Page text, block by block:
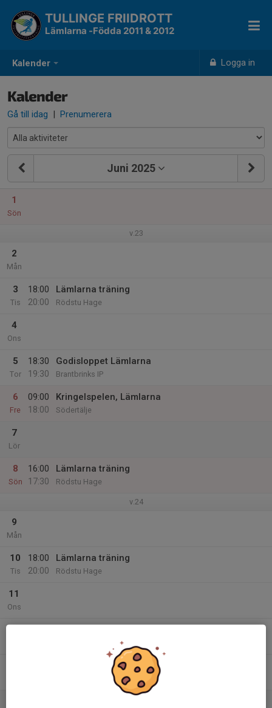
Kalender Logga in
TULLINGE FRIIDROTT
Lämlarna -Födda 2011 & 2012
Kalender
Gå till idag | Prenumerera
Juni 2025
1
Sön
v.23
2
Mån
3
Tis
18:00
20:00
Lämlarna träning
Rödstu Hage
4
Ons
5
Tor
18:30
19:30
Godisloppet Lämlarna
Brantbrinks IP
6
Fre
09:00
18:00
Kringelspelen, Lämlarna
Södertälje
7
Lör
8
Sön
16:00
17:30
Lämlarna träning
Rödstu Hage
v.24
9
Mån
10
Tis
18:00
20:00
Lämlarna träning
Rödstu Hage
11
Ons